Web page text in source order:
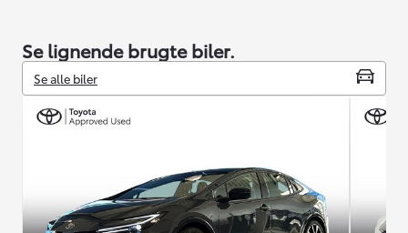
Se lignende brugte biler.
Se alle biler